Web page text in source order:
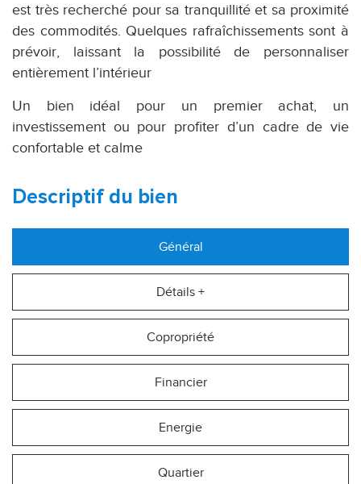
est très recherché pour sa tranquillité et sa proximité
des commodités. Quelques rafraîchissements sont à
prévoir, laissant la possibilité de personnaliser
entièrement l’intérieur
Un bien idéal pour un premier achat, un
investissement ou pour profiter d’un cadre de vie
confortable et calme
descriptif du bien
Général
Détails +
Copropriété
Financier
Energie
Quartier